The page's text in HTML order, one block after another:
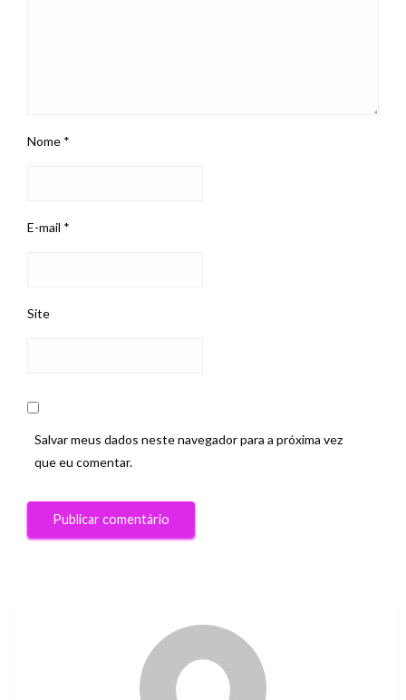
Nome *
E-mail *
Site
Salvar meus dados neste navegador para a próxima vez
que eu comentar.